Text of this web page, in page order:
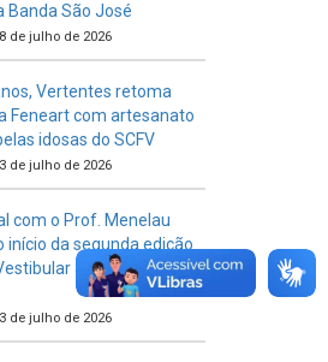
Banda São José
de julho de 2026
Vertentes retoma
Feneart com artesanato
idosas do SCFV
de julho de 2026
com o Prof. Menelau
início da segunda edição
Junto do Povo
de julho de 2026